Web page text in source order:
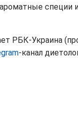
специи
РБК-Украина
-канал